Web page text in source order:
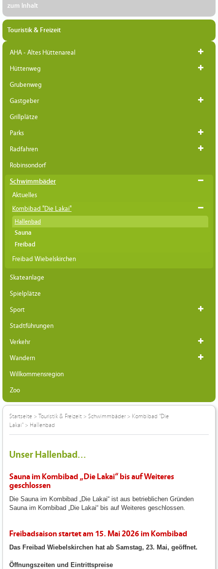
zum Inhalt
Touristik & Freizeit
AHA - Altes Hüttenareal
Hüttenweg
Grubenweg
Gastgeber
Grillplätze
Parks
Radfahren
Robinsondorf
Schwimmbäder
Aktuelles
Kombibad "Die Lakai"
Hallenbad
Sauna
Freibad
Freibad Wiebelskirchen
Skateanlage
Spielplätze
Sport
Stadtführungen
Verkehr
Wandern
Willkommensregion
Zoo
Startseite > Touristik & Freizeit > Schwimmbäder> Kombibad "Die
Lakai" > Hallenbad
Unser Hallenbad...
Sauna im Kombibad „Die Lakai“ bis auf Weiteres
geschlossen
Die Sauna im Kombibad „Die Lakai“ ist aus betrieblichen Gründen
Sauna im Kombibad „Die Lakai“ bis auf Weiteres geschlossen.
Freibadsaison startet am 15. Mai 2026 im Kombibad
Das Freibad Wiebelskirchen hat ab Samstag, 23. Mai, geöffnet.
Öffnungszeiten und Eintrittspreise